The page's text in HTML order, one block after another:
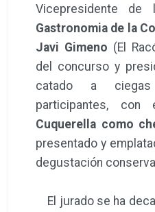
Vicepresidente
Gastronomia de la
Javi Gimeno (El
del concurso y
catado a
participantes, con
Cuquerella como
presentado y
degustación
El jurado se ha